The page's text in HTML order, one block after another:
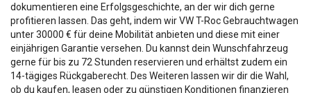
dokumentieren eine Erfolgsgeschichte, an der wir dich gerne
profitieren lassen. Das geht, indem wir VW T-Roc Gebrauchtwagen
unter 30000 € für deine Mobilität anbieten und diese mit einer
einjährigen Garantie versehen. Du kannst dein Wunschfahrzeug
gerne für bis zu 72 Stunden reservieren und erhältst zudem ein
14-tägiges Rückgaberecht. Des Weiteren lassen wir dir die Wahl,
ob du kaufen, leasen oder zu günstigen Konditionen finanzieren